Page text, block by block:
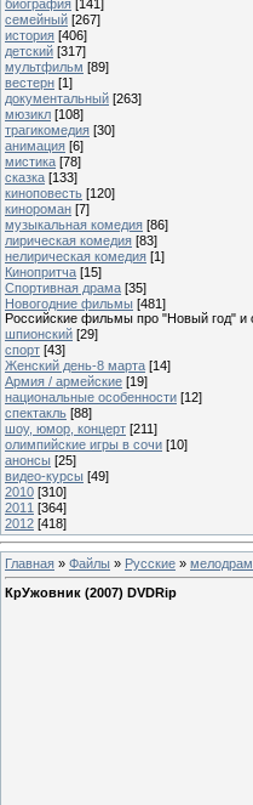
биография [141]
семейный [267]
история [406]
детский [317]
мультфильм [89]
вестерн [1]
документальный [263]
мюзикл [108]
трагикомедия [30]
анимация [6]
мистика [78]
сказка [133]
киноповесть [120]
кинороман [7]
музыкальная комедия [86]
лирическая комедия [83]
нелирическая комедия [1]
Кинопритча [15]
Спортивная драма [35]
Новогодние фильмы [481]
Российские фильмы про "Новый год" и
шпионский [29]
спорт [43]
Женский день-8 марта [14]
Армия / армейские [19]
национальные особенности [12]
спектакль [88]
шоу, юмор, концерт [211]
олимпийские игры в сочи [10]
анонсы [25]
видео-курсы [49]
2010 [310]
2011 [364]
2012 [418]
Главная » Файлы » Русские »
КрУжовник (2007) DVDRip